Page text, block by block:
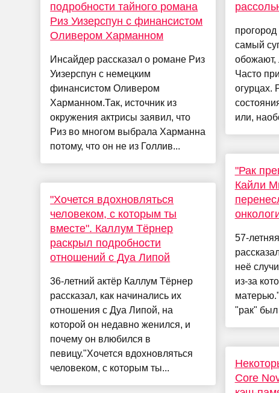
подробности тайного романа
Риз Уизерспун с финансистом
Оливером Харманном
Инсайдер рассказал о романе Риз
Уизерспун с немецким
финансистом Оливером
Харманном.Так, источник из
окружения актрисы заявил, что
Риз во многом выбрала Харманна
потому, что он не из Голлив...
"Хочется вдохновляться
человеком, с которым ты
вместе". Каллум Тёрнер
раскрыл подробности
отношений с Дуа Липой
36-летний актёр Каллум Тёрнер
рассказал, как начинались их
отношения с Дуа Липой, на
которой он недавно женился, и
почему он влюбился в
певицу."Хочется вдохновляться
человеком, с которым ты...
самый
обожают,
Часто
огурцах.
или,
"Рак
Кайли
57-
неё
из-за
"рак" был
Core